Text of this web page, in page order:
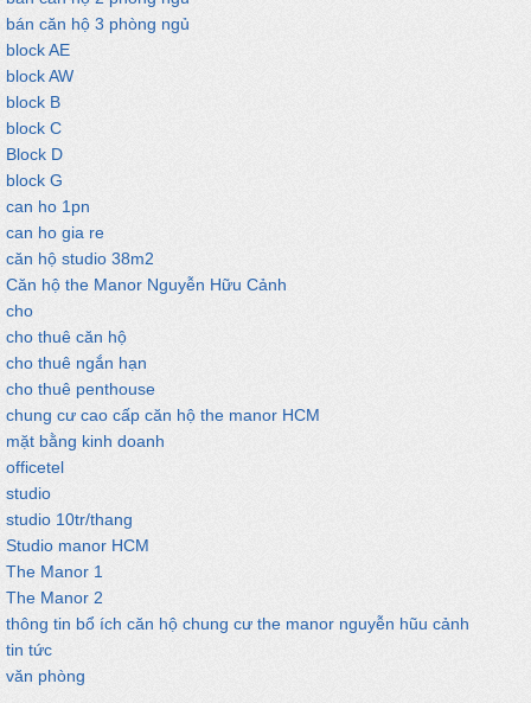
bán căn hộ 3 phòng ngủ
block AE
block AW
block B
block C
Block D
block G
can ho 1pn
can ho gia re
căn hộ studio 38m2
Căn hộ the Manor Nguyễn Hữu Cảnh
cho
cho thuê căn hộ
cho thuê ngắn hạn
cho thuê penthouse
chung cư cao cấp căn hộ the manor HCM
mặt bằng kinh doanh
officetel
studio
studio 10tr/thang
Studio manor HCM
The Manor 1
The Manor 2
thông tin bổ ích căn hộ chung cư the manor nguyễn hũu cảnh
tin tức
văn phòng